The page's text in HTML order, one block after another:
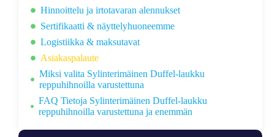
Hinnoittelu ja irtotavaran alennukset
Sertifikaatti & näyttelyhuoneemme
Logistiikka & maksutavat
Asiakaspalaute
Miksi valita Sylinterimäinen Duffel-laukku
reppuhihnoilla varustettuna
FAQ Tietoja Sylinterimäinen Duffel-laukku
reppuhihnoilla varustettuna ja enemmän